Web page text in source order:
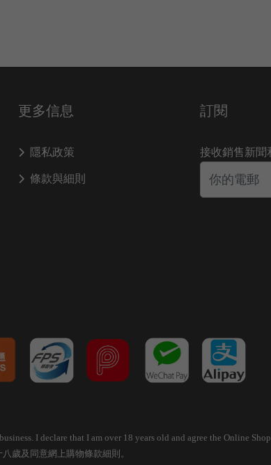
更多信息
隱私政策
條款與細則
訂閱
接收銷售新聞
I declare that I am over 18 years old and agree the Online
歲及同意網上購物條款細則。